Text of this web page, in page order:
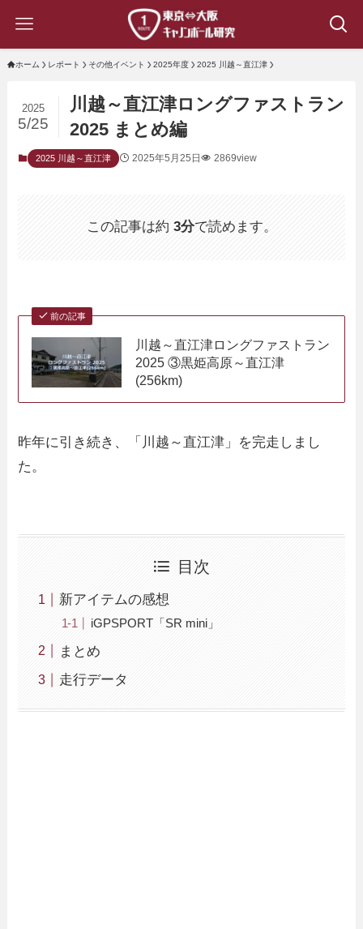
ホーム レポート その他イベント 2025年度 2025 川越～直江津
川越～直江津ロングファストラン
2025 まとめ編
2025
5/25
2025 川越～直江津 2025年5月25日 2869view
この記事は約 3分で読めます。
前の記事
川越～直江津ロングファストラン
2025 ③黒姫高原～直江津
(256km)
昨年に引き続き、「川越～直江津」を完走しまし
た。
目次
新アイテムの感想
iGPSPORT「SR mini」
まとめ
走行データ